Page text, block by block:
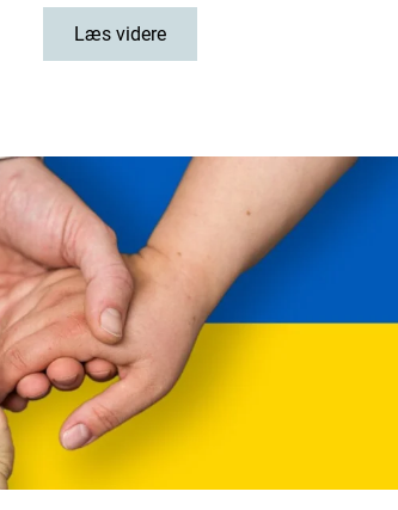
Læs videre